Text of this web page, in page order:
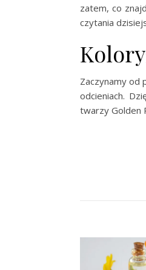
zatem, co
czytania
Zaczynamy od
odcieniach.
twarzy Golden